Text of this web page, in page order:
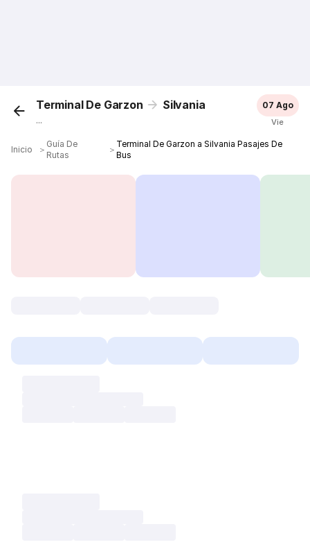
Terminal De Garzon Silvania
...
07 Ago
Vie
Inicio ＞
Guía De
Rutas
＞
Terminal De Garzon a Silvania Pasajes De
Bus